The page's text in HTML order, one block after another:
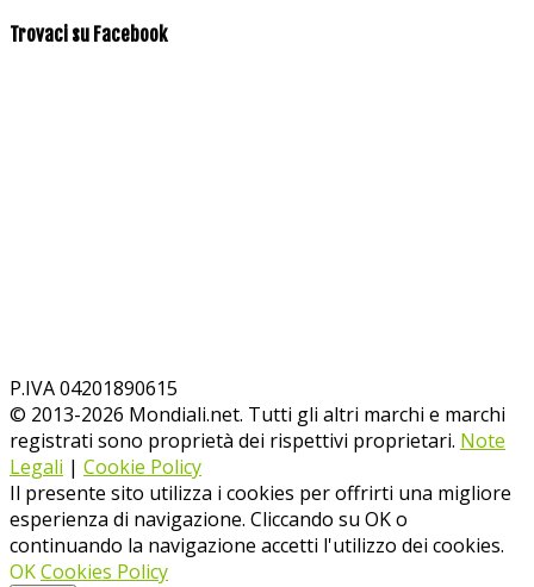
Trovaci su Facebook
P.IVA 04201890615
© 2013-2026 Mondiali.net. Tutti gli altri marchi e marchi
registrati sono proprietà dei rispettivi proprietari. Note
Legali | Cookie Policy
Il presente sito utilizza i cookies per offrirti una migliore
esperienza di navigazione. Cliccando su OK o
continuando la navigazione accetti l'utilizzo dei cookies.
OKCookies Policy